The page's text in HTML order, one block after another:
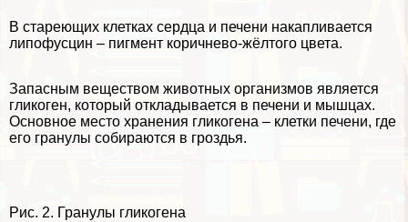
В стареющих клетках сердца и печени накапливается
липофусцин – пигмент коричнево-жёлтого цвета.
Запасным веществом животных организмов является
гликоген, который откладывается в печени и мышцах.
Основное место хранения гликогена – клетки печени, где
его гранулы собираются в гроздья.
Рис. 2. Гранулы гликогена